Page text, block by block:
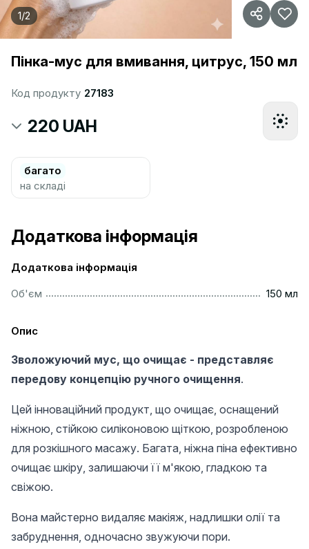
1/2
Пінка-мус для вмивання, цитрус, 150 мл
Код продукту 27183
220 UAH
багато
на складі
Додаткова інформація
Додаткова інформація
Об'єм
150 мл
Опис
Зволожуючий мус, що очищає - представляє
передову концепцію ручного очищення.
Цей інноваційний продукт, що очищає, оснащений
ніжною, стійкою силіконовою щіткою, розробленою
для розкішного масажу. Багата, ніжна піна ефективно
очищає шкіру, залишаючи її м'якою, гладкою та
свіжою.
Вона майстерно видаляє макіяж, надлишки олії та
забруднення, одночасно звужуючи пори.